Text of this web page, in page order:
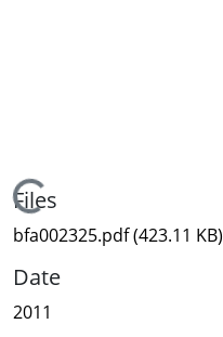
Loading...
Files
bfa002325.pdf(423.11 KB)
Date
2011